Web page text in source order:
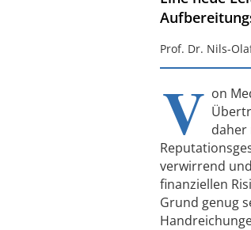
Prof. Dr. Nils-
V on
daher
verwirrend
finanziellen
Grund genug